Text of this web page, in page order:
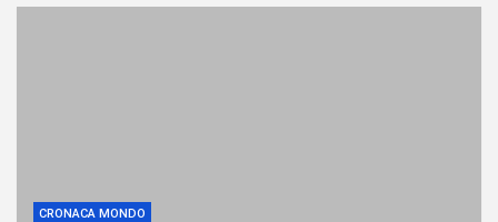
CRONACA MONDO